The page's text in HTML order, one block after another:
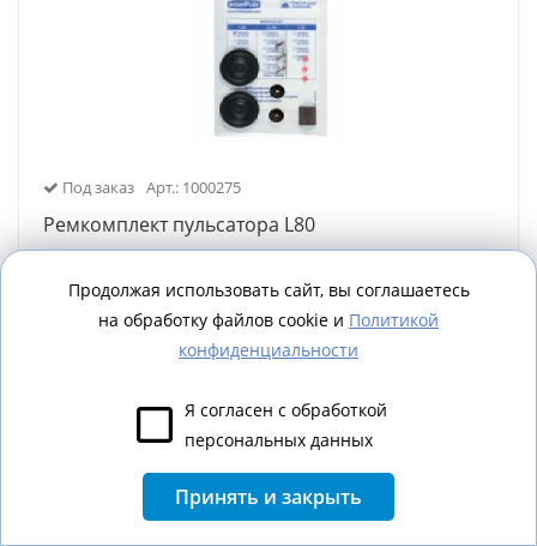
Под заказ Арт.: 1000275
Ремкомплект пульсатора L80
Заказать
Продолжая использовать сайт, вы соглашаетесь
на обработку файлов cookie и Политикой
конфиденциальности
Я согласен с обработкой
персональных данных
Принять и закрыть